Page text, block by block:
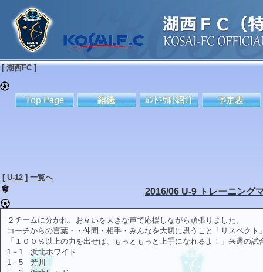
[ 湖西FC ]
[ U-12 ] 一覧へ
2016/06 U-9 トレーニング
２チームに分かれ、お互いを大きな声で応援しながら頑張りました。
コーチからの言葉・・仲間・相手・みんなを大切に思うこと「リスペクト
「１００％以上の力を出せば、もっともっと上手になれるよ！」来週の
1－1 浜北ホワイト
1－5 芳川